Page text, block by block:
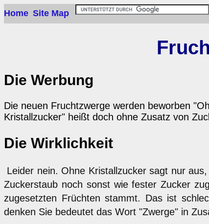
Home Site Map
Die Werbung
Die neuen Fruchtzwerge werden beworben
Kristallzucker" heißt doch ohne Zusatz von
Die Wirklichkeit
Leider nein. Ohne Kristallzucker sagt nur
Zuckerstaub noch sonst wie fester Zucker
zugesetzten Früchten stammt. Das ist
denken Sie bedeutet das Wort "Zwerge" in